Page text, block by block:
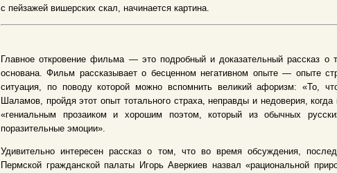
с пейзажей вишерских скал, начинается картина.
Главное откровение фильма — это подробный и доказательный рассказ о
основана. Фильм рассказывает о бесценном негативном опыте — опыте
ситуация, по поводу которой можно вспомнить великий афоризм: «То,
Шаламов, пройдя этот опыт тотального страха, неправды и недоверия,
«гениальным прозаиком и хорошим поэтом, который из обычных
поразительные эмоции».
Удивительно интересен рассказ о том, что во время обсуждения,
Пермской гражданской палаты Игорь Аверкиев назвал «рацио­нальной